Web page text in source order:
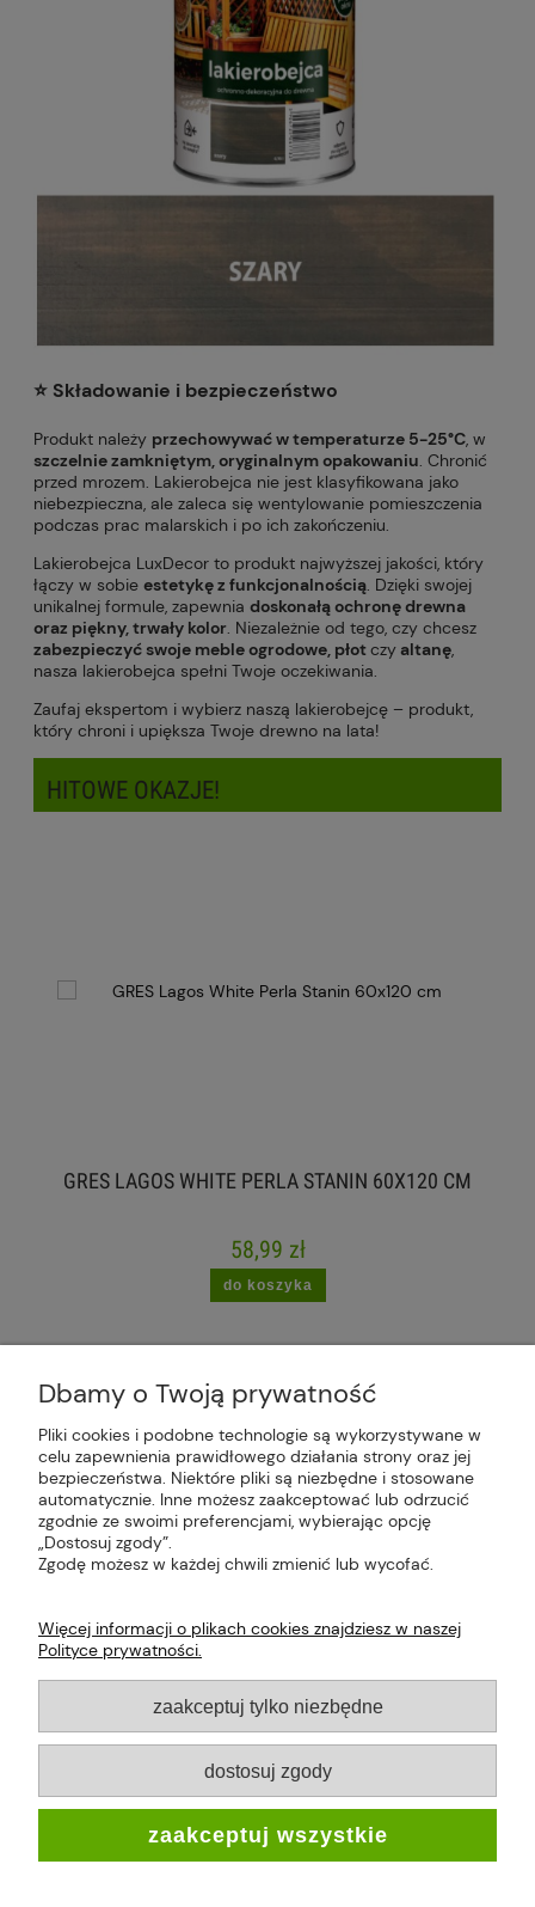
⭐️ Składowanie i bezpieczeństwo
Produkt należy przechowywać w temperaturze 5-25°C, w
szczelnie zamkniętym, oryginalnym opakowaniu. Chronić
przed mrozem. Lakierobejca nie jest klasyfikowana jako
niebezpieczna, ale zaleca się wentylowanie pomieszczenia
podczas prac malarskich i po ich zakończeniu.
Lakierobejca LuxDecor to produkt najwyższej jakości, który
łączy w sobie estetykę z funkcjonalnością. Dzięki swojej
unikalnej formule, zapewnia doskonałą ochronę drewna
oraz piękny, trwały kolor. Niezależnie od tego, czy chcesz
zabezpieczyć swoje meble ogrodowe, płotczyaltanę,
nasza lakierobejca spełni Twoje oczekiwania.
Zaufaj ekspertom i wybierz naszą lakierobejcę – produkt,
który chroni i upiększa Twoje drewno na lata!
HITOWE OKAZJE!
GRES LAGOS WHITE PERLA STANIN 60X120 CM
58,99 zł
do koszyka
Plus Market Sp. z o.o. | Zakręcie 2K, 22-300
Krasnystaw, woj. lubelskie | sklep@plus-market.pl
| tel: 607 770 953 | NIP: 5170405164
O FIRMIE
INFORMACJE
Dbamy o Twoją prywatność
Pliki cookies i podobne technologie są wykorzystywane w
celu zapewnienia prawidłowego działania strony oraz jej
bezpieczeństwa. Niektóre pliki są niezbędne i stosowane
automatycznie. Inne możesz zaakceptować lub odrzucić
zgodnie ze swoimi preferencjami, wybierając opcję
„Dostosuj zgody”.
Zgodę możesz w każdej chwili zmienić lub wycofać.
Więcej informacji o plikach cookies znajdziesz w naszej
Polityce prywatności.
zaakceptuj tylko niezbędne
dostosuj zgody
zaakceptuj wszystkie